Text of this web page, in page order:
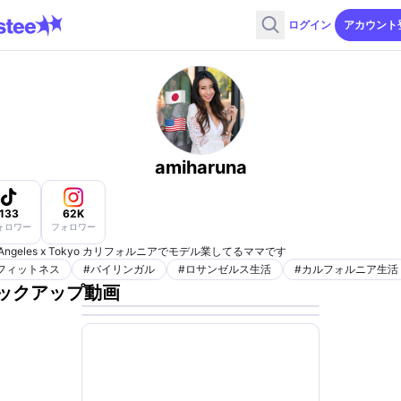
ログイン アカウント
amiharuna
133
ロワー
62K
フォロワー
x Tokyo カリフォルニアでモデル業してるママです
ィットネス
#バイリンガル #ロサンゼルス生活 #カルフォルニア生活
クアップ動画